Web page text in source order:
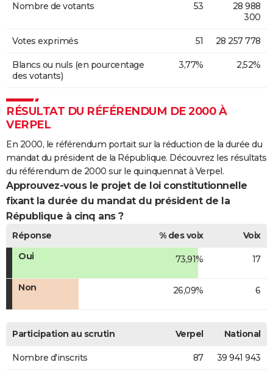
Nombre de votants 53
28 988
300
Votes exprimés 51 28 257 778
Blancs ou nuls (en pourcentage
des votants)
3,77% 2,52%
RÉSULTAT DU RÉFÉRENDUM DE 2000 À
VERPEL
En 2000, le référendum portait sur la réduction de la durée du
mandat du président de la République. Découvrez les résultats
du référendum de 2000 sur le quinquennat à Verpel.
Approuvez-vous le projet de loi constitutionnelle
fixant la durée du mandat du président de la
République à cinq ans ?
Réponse % des voix
Voix
Oui
73,91% 17
Non 26,09% 6
Participation au scrutin Verpel National
Nombre d'inscrits 87 39 941 943